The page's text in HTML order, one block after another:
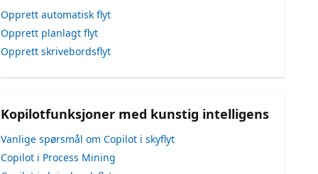
Opprett automatisk flyt
Opprett planlagt flyt
Opprett skrivebordsflyt
Kopilotfunksjoner med kunstig intelligens
Vanlige spørsmål om Copilot i skyflyt
Copilot i Process Mining